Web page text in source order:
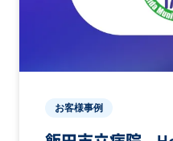
お客様事例